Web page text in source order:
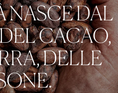
NASCE DAL
CACAO,
DELLE